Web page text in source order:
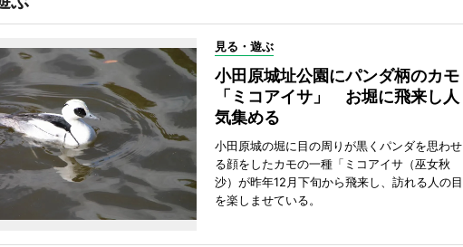
見る・遊ぶ
小田原城址公園にパンダ柄のカモ
「ミコアイサ」 お堀に飛来し人
気集める
小田原城の堀に目の周りが黒くパンダを思わせ
る顔をしたカモの一種「ミコアイサ（巫女秋
沙）が昨年12月下旬から飛来し、訪れる人の目
を楽しませている。